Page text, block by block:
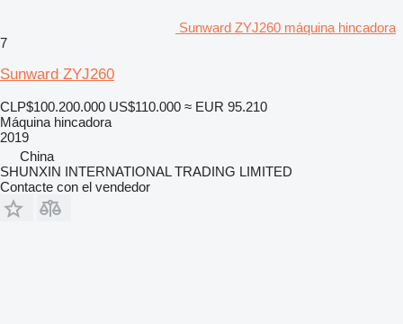
Sunward ZYJ260 máquina hincadora
7
Sunward ZYJ260
CLP$100.200.000 US$110.000 ≈ EUR 95.210
Máquina hincadora
2019
China
SHUNXIN INTERNATIONAL TRADING LIMITED
Contacte con el vendedor